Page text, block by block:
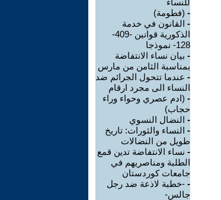
للنساء
- (فطومة)
- القانون في خدمة
الذكورية قوانين -409-
128- نموذجا
- بيان نساء الانتفاضة
بمناسبة الثامن من مارس
- عندما تتحول الجرائم ضد
النساء الى مجرد ارقام
- (ادم عصري وحواء وراء
حجاب)
- النضال النسوي
- النساء والثورات: تاريخ
طويل من النضالات
- نساء الانتفاضة تدين قمع
الطلبة ومناصريهم في
جامعات كوردستان
- -خطبة لاذعة ضد رجل
جالس-